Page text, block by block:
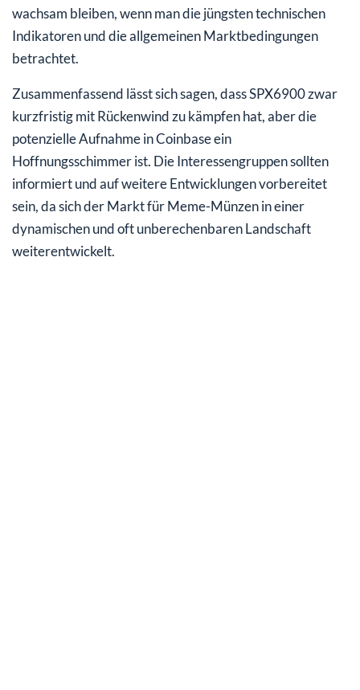
wachsam bleiben, wenn man die jüngsten technischen
Indikatoren und die allgemeinen Marktbedingungen
betrachtet.
Zusammenfassend lässt sich sagen, dass SPX6900 zwar
kurzfristig mit Rückenwind zu kämpfen hat, aber die
potenzielle Aufnahme in Coinbase ein
Hoffnungsschimmer ist. Die Interessengruppen sollten
informiert und auf weitere Entwicklungen vorbereitet
sein, da sich der Markt für Meme-Münzen in einer
dynamischen und oft unberechenbaren Landschaft
weiterentwickelt.